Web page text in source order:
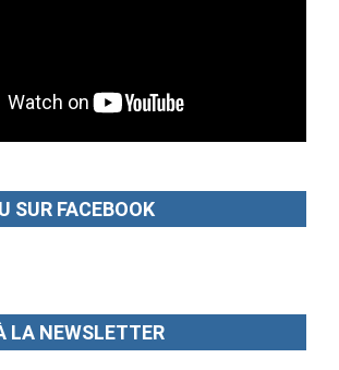
SUR FACEBOOK
LA NEWSLETTER